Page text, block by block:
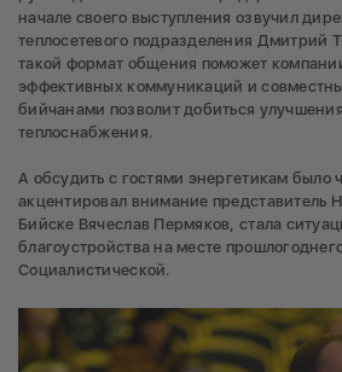
начале своего выступления озвучил
теплосетевого подразделения Дмитрий
такой формат общения поможет
эффективных коммуникаций и
бийчанами позволит добиться
теплоснабжения.
А обсудить с гостями энергетикам было
акцентировал внимание представитель
Бийске Вячеслав Пермяков, стала
благоустройства на месте
Социалистической.